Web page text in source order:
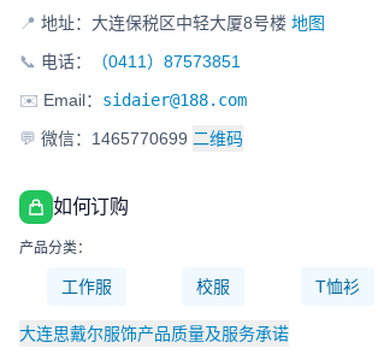
📍 地址：大连保税区中轻大厦8号楼 地图
📞 电话：
（0411）87573851
✉️ Email： sidaier@188.com
💬 微信：1465770699 二维码
如何订购
产品分类：
工作服 校服 T恤衫
大连思戴尔服饰产品质量及服务承诺